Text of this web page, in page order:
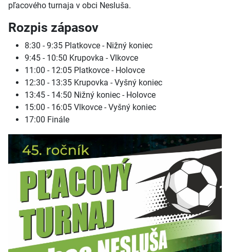
pľacového turnaja v obci Nesluša.
Rozpis zápasov
8:30 - 9:35 Platkovce - Nižný koniec
9:45 - 10:50 Krupovka - Vlkovce
11:00 - 12:05 Platkovce - Holovce
12:30 - 13:35 Krupovka - Vyšný koniec
13:45 - 14:50 Nižný koniec - Holovce
15:00 - 16:05 Vlkovce - Vyšný koniec
17:00 Finále